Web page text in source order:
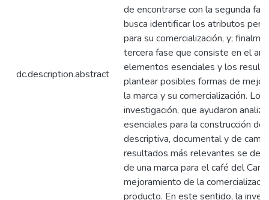
dc.description.abstract
de encontrarse con la segunda
busca identificar los atributos
para su comercialización, y;
tercera fase que consiste en el
elementos esenciales y los
plantear posibles formas de
la marca y su comercialización.
investigación, que ayudaron
esenciales para la construcción de
descriptiva, documental y de
resultados más relevantes se
de una marca para el café del
mejoramiento de la
producto. En este sentido, la